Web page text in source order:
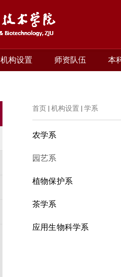
机构设置 师资队伍 本
首页 机构设置 学系
农学系
园艺系
植物保护系
茶学系
应用生物科学系